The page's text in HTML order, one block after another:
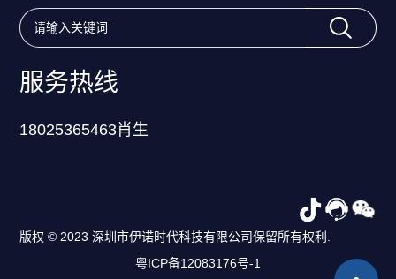
服务热线
18025365463肖生
版权 © 2023 深圳市伊诺时代科技有限公司保留所有权利.
粤ICP备12083176号-1